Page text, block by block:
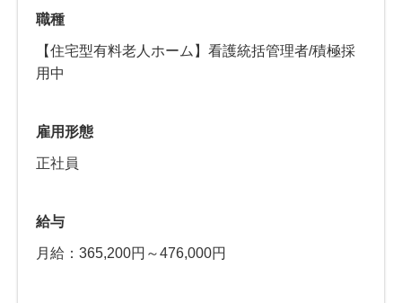
職種
【住宅型有料老人ホーム】看護統括管理者/積極採
用中
雇用形態
正社員
給与
月給：365,200円～476,000円